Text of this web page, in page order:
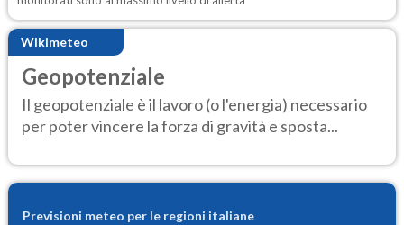
Wikimeteo
Geopotenziale
Il geopotenziale è il lavoro (o l'energia) necessario
per poter vincere la forza di gravità e sposta...
Previsioni meteo per le regioni italiane